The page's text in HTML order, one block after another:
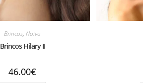
Brincos,Noiva
Brincos Hilary II
46.00€